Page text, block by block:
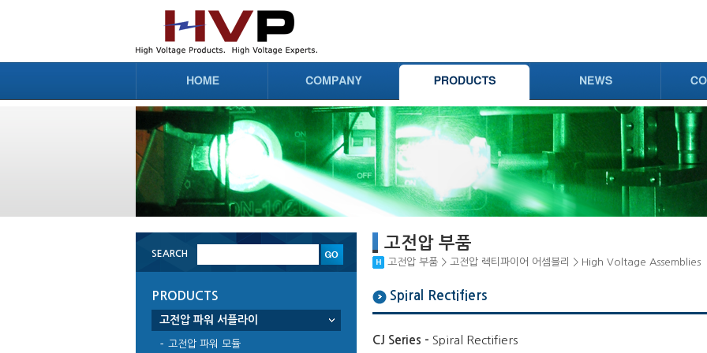
SEARCH
PRODUCTS
고전압 파워 서플라이
고전압 파워 모듈
고전압 부품
고전압 부품 > 고전압 렉티파이어 어셈블리 > High Voltage Assemblies
Spiral Rectifiers
CJ Series - Spiral Rectifiers